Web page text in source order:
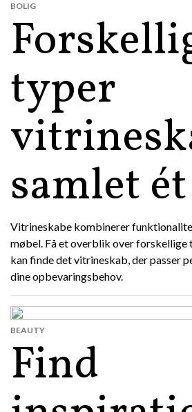
typer
samlet
BOLIG
Vitrineskabe kombinerer
møbel. Få et overblik over forskellige
kan finde det vitrineskab, der passer
dine opbevaringsbehov.
Find
BEAUTY